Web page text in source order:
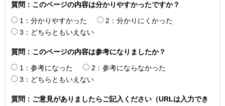
質問：このページの内容は分かりやすかったですか？
1：分かりやすかった
2：分かりにくかった
3：どちらともいえない
質問：このページの内容は参考になりましたか？
1：参考になった
2：参考にならなかった
3：どちらともいえない
質問：ご意見がありましたらご記入ください（URLは入力でき